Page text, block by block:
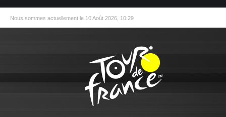
Nous sommes actuellement le 10 Août 2026, 10:29